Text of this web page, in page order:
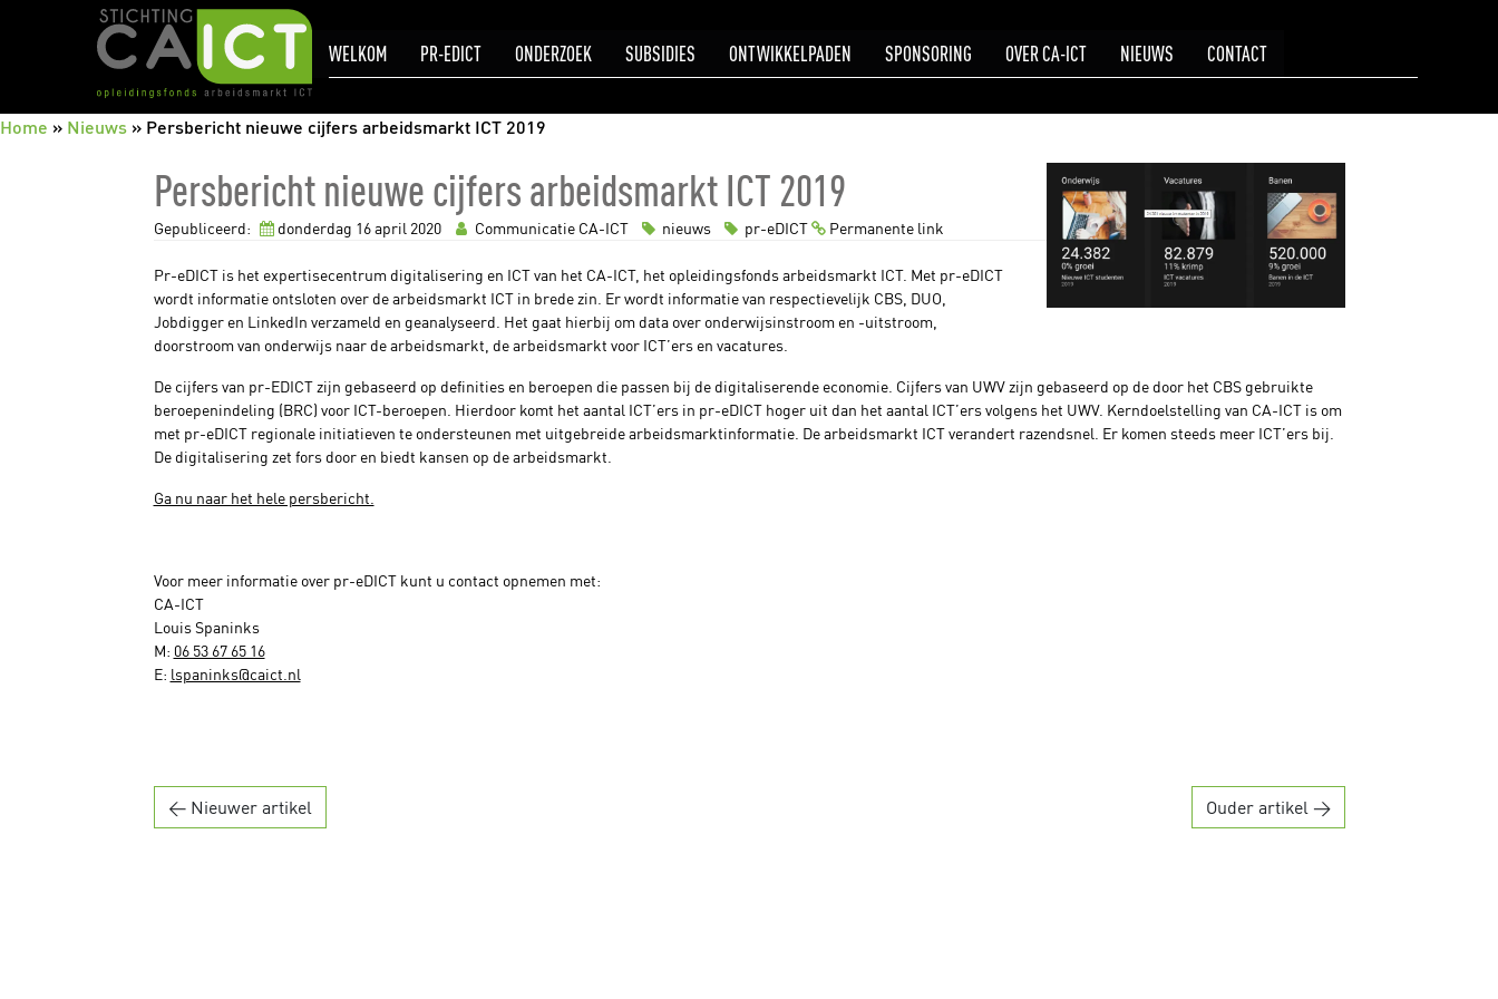
CAICT
WELKOM PR-EDICT ONDERZOEK SUBSIDIES ONTWIKKELPADEN SPONSORING OVER CA-ICT NIEUWS CONTACT
Home » Nieuws » Persbericht nieuwe cijfers arbeidsmarkt ICT 2019
Persbericht nieuwe cijfers arbeidsmarkt ICT 2019
Gepubliceerd: donderdag 16 april 2020 Communicatie CA-ICT nieuws pr-eDICT Permanente link
Pr-eDICT is het expertisecentrum digitalisering en ICT van het CA-ICT, het opleidingsfonds arbeidsmarkt ICT. Met pr-eDICT
wordt informatie ontsloten over de arbeidsmarkt ICT in brede zin. Er wordt informatie van respectievelijk CBS, DUO,
Jobdigger en LinkedIn verzameld en geanalyseerd. Het gaat hierbij om data over onderwijsinstroom en -uitstroom,
doorstroom van onderwijs naar de arbeidsmarkt, de arbeidsmarkt voor ICT’ers en vacatures.
De cijfers van pr-EDICT zijn gebaseerd op definities en beroepen die passen bij de digitaliserende economie. Cijfers van UWV zijn gebaseerd op de door het CBS gebruikte
beroepenindeling (BRC) voor ICT-beroepen. Hierdoor komt het aantal ICT’ers in pr-eDICT hoger uit dan het aantal ICT’ers volgens het UWV. Kerndoelstelling van CA-ICT is om
met pr-eDICT regionale initiatieven te ondersteunen met uitgebreide arbeidsmarktinformatie. De arbeidsmarkt ICT verandert razendsnel. Er komen steeds meer ICT’ers bij.
De digitalisering zet fors door en biedt kansen op de arbeidsmarkt.
Ga nu naar het hele persbericht.
Voor meer informatie over pr-eDICT kunt u contact opnemen met:
CA-ICT
Louis Spaninks
M: 06 53 67 65 16
E: lspaninks@caict.nl
← Nieuwer artikel Ouder artikel →